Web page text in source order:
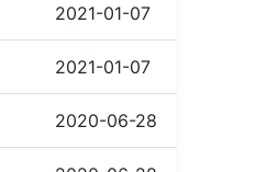
2021-01-07
2021-01-07
2020-06-28